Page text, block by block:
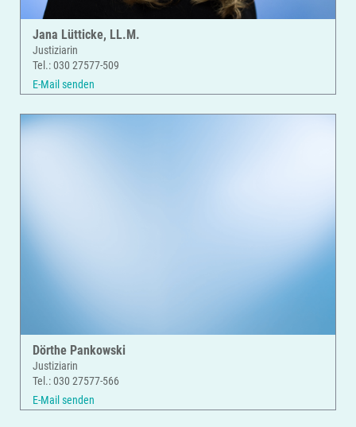
Jana Lütticke, LL.M.
Justiziarin
Tel.: 030 27577-509
E-Mail senden
Dörthe Pankowski
Justiziarin
Tel.: 030 27577-566
E-Mail senden